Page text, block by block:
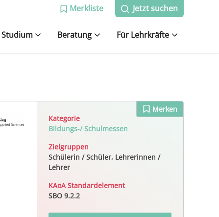
Merkliste Jetzt suchen
Studium Beratung Für Lehrkräfte
Merken
Kategorie
Bildungs-/ Schulmessen
Zielgruppen
Schülerin / Schüler, Lehrerinnen /
Lehrer
KAoA Standardelement
SBO 9.2.2